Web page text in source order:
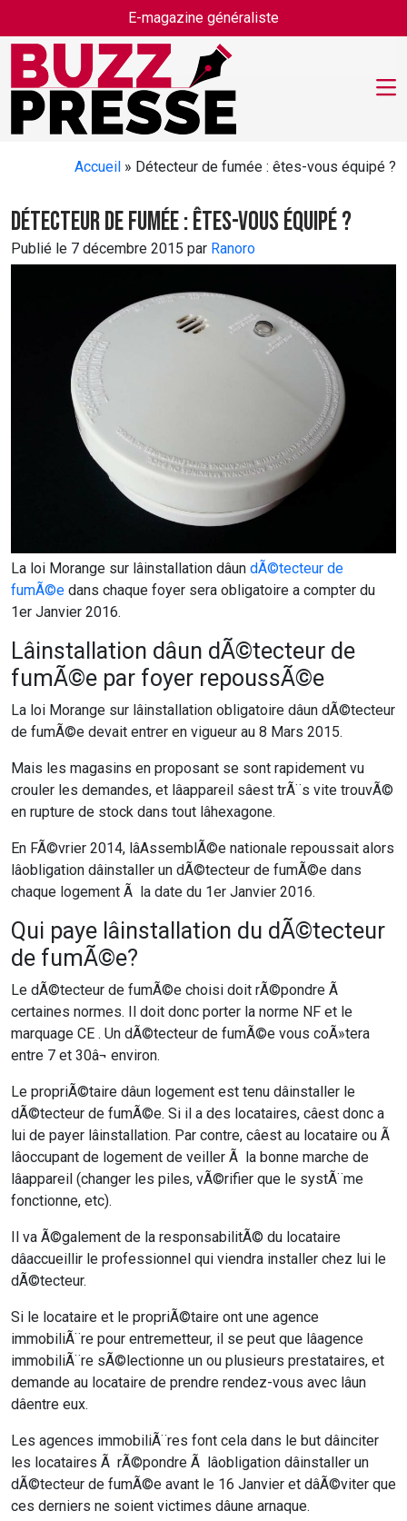
E-magazine généraliste
Accueil » Détecteur de fumée : êtes-vous équipé ?
Détecteur de fumée : êtes-vous équipé ?
Publié le 7 décembre 2015 par Ranoro
La loi Morange sur lâinstallation dâun dÃ©tecteur de
fumÃ©e dans chaque foyer sera obligatoire a compter du
1er Janvier 2016.
Lâinstallation dâun dÃ©tecteur de
fumÃ©e par foyer repoussÃ©e
La loi Morange sur lâinstallation obligatoire dâun dÃ©tecteur
de fumÃ©e devait entrer en vigueur au 8 Mars 2015.
Mais les magasins en proposant se sont rapidement vu
crouler les demandes, et lâappareil sâest trÃ¨s vite trouvÃ©
en rupture de stock dans tout lâhexagone.
En FÃ©vrier 2014, lâAssemblÃ©e nationale repoussait alors
lâobligation dâinstaller un dÃ©tecteur de fumÃ©e dans
chaque logement Ã la date du 1er Janvier 2016.
Qui paye lâinstallation du dÃ©tecteur
de fumÃ©e?
Le dÃ©tecteur de fumÃ©e choisi doit rÃ©pondre Ã
certaines normes. Il doit donc porter la norme NF et le
marquage CE . Un dÃ©tecteur de fumÃ©e vous coÃ»tera
entre 7 et 30â¬ environ.
Le propriÃ©taire dâun logement est tenu dâinstaller le
dÃ©tecteur de fumÃ©e. Si il a des locataires, câest donc a
lui de payer lâinstallation. Par contre, câest au locataire ou Ã
lâoccupant de logement de veiller Ã la bonne marche de
lâappareil (changer les piles, vÃ©rifier que le systÃ¨me
fonctionne, etc).
Il va Ã©galement de la responsabilitÃ© du locataire
dâaccueillir le professionnel qui viendra installer chez lui le
dÃ©tecteur.
Si le locataire et le propriÃ©taire ont une agence
immobiliÃ¨re pour entremetteur, il se peut que lâagence
immobiliÃ¨re sÃ©lectionne un ou plusieurs prestataires, et
demande au locataire de prendre rendez-vous avec lâun
dâentre eux.
Les agences immobiliÃ¨res font cela dans le but dâinciter
les locataires Ã rÃ©pondre Ã lâobligation dâinstaller un
dÃ©tecteur de fumÃ©e avant le 16 Janvier et dâÃ©viter que
ces derniers ne soient victimes dâune arnaque.